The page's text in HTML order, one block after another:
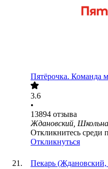
Пятёрочка. Команда
3.6
•
13894 отзыва
Ждановский,
Откликнитесь среди
Откликнуться
Пекарь